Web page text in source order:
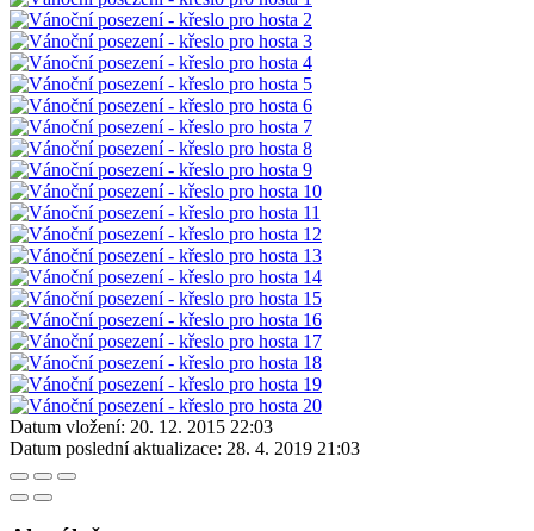
Datum vložení: 20. 12. 2015 22:03
Datum poslední aktualizace: 28. 4. 2019 21:03